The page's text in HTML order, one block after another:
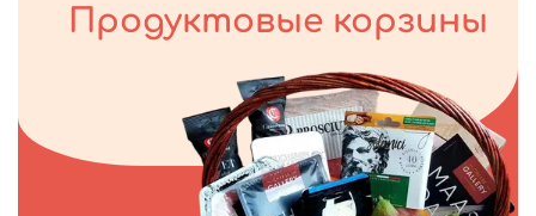
Продуктовые корзины